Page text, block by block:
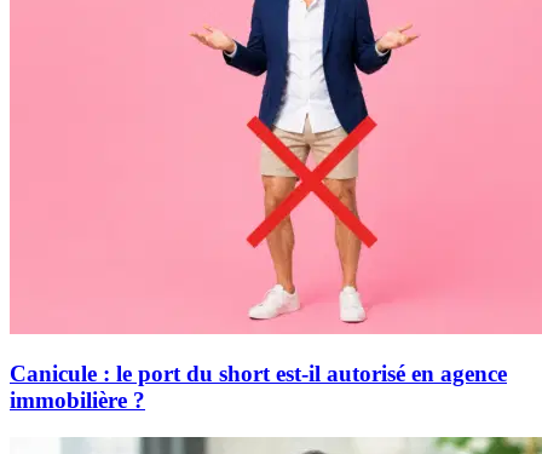
Canicule : le port du short est-il autorisé en agence
immobilière ?